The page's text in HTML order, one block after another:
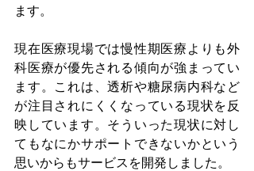
ます。
現在医療現場では慢性期医療よりも外
科医療が優先される傾向が強まってい
ます。これは、透析や糖尿病内科など
が注目されにくくなっている現状を反
映しています。そういった現状に対し
てもなにかサポートできないかという
思いからもサービスを開発しました。